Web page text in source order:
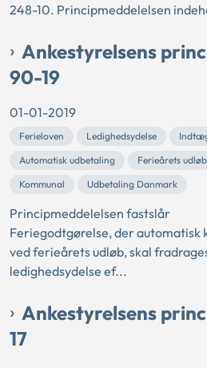
248-10. Principmeddelelsen
Ankestyrelsens
90-19
01-01-2019
Ferieloven Ledighedsydelse
Automatisk udbetaling
Ferieårets udløb
Kommunal
Udbetaling Danmark
Principmeddelelsen fastslår
Feriegodtgørelse, der automatisk
ved ferieårets udløb, skal
ledighedsydelse ef...
Ankestyrelsens
17